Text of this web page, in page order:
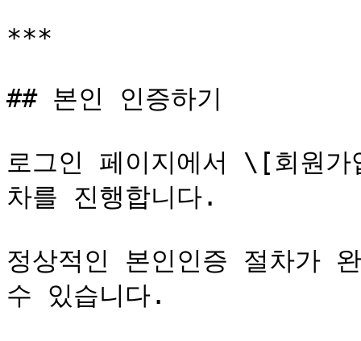
***
## 본인 인증하기
로그인 페이지에서 \[회원
차를 진행합니다.
정상적인 본인인증 절차가
수 있습니다.